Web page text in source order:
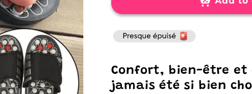
Thérapeutiques
Réconfortantes
Thérapeutiques
Réconfortantes
Confort, bien-être et
jamais été si bien